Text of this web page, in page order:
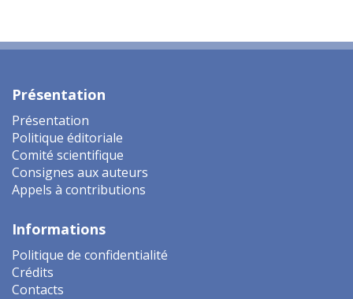
Présentation
Présentation
Politique éditoriale
Comité scientifique
Consignes aux auteurs
Appels à contributions
Informations
Politique de confidentialité
Crédits
Contacts